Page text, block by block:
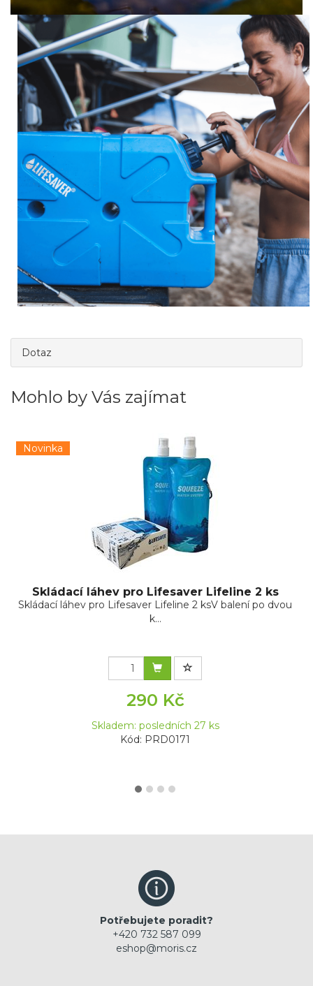
Dotaz
Mohlo by Vás zajímat
Novinka
Skládací láhev pro Lifesaver Lifeline 2 ks
Skládací láhev pro Lifesaver Lifeline 2 ksV balení po dvou
k...
290 Kč
Skladem: posledních 27 ks
Kód: PRD0171
Potřebujete poradit?
+420 732 587 099
eshop@moris.cz